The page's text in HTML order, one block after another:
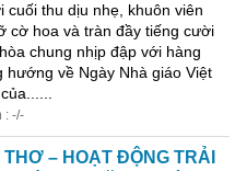
cuối thu dịu nhẹ, khuôn viên
cờ hoa và tràn đầy tiếng cười
chung nhịp đập với hàng
về Ngày Nhà giáo Việt
: -/-
– HOẠT ĐỘNG TRẢI